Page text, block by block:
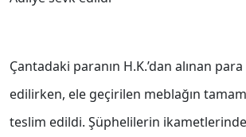
Çantadaki paranın H.K.’dan alınan
edilirken, ele geçirilen meblağın
teslim edildi. Şüphelilerin ikametlerinde